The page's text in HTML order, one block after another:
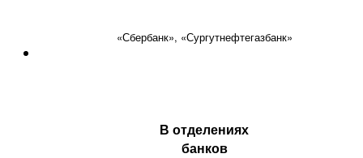
«Сбербанк», «Сургутнефтегазбанк»
В отделениях
банков